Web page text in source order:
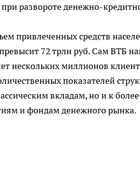
развороте денежно-
привлеченных средств
72 трлн руб. Сам ВТБ
нескольких миллионов
показателей
вкладам, но и к
и фондам денежного рынка.